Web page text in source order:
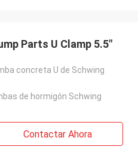
Parts U Clamp 5.5"
concreta U de Schwing
de hormigón Schwing
Contactar Ahora